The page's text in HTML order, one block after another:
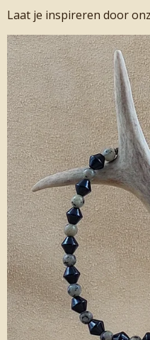
Laat je inspireren door